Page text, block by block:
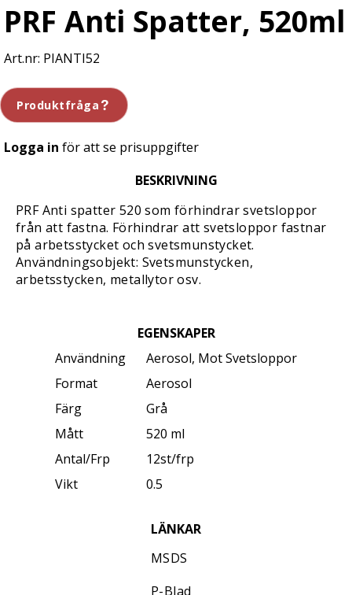
PRF Anti Spatter, 520ml
PIANTI52
Produktfråga
Logga in för att se prisuppgifter
BESKRIVNING
PRF Anti spatter 520 som förhindrar svetsloppor
från att fastna. Förhindrar att svetsloppor fastnar
på arbetsstycket och svetsmunstycket.
Användningsobjekt: Svetsmunstycken,
arbetsstycken, metallytor osv.
EGENSKAPER
Användning
Aerosol, Mot Svetsloppor
Format
Aerosol
Färg
Grå
Mått
520 ml
Antal/Frp
12st/frp
Vikt
0.5
LÄNKAR
MSDS
P-Blad